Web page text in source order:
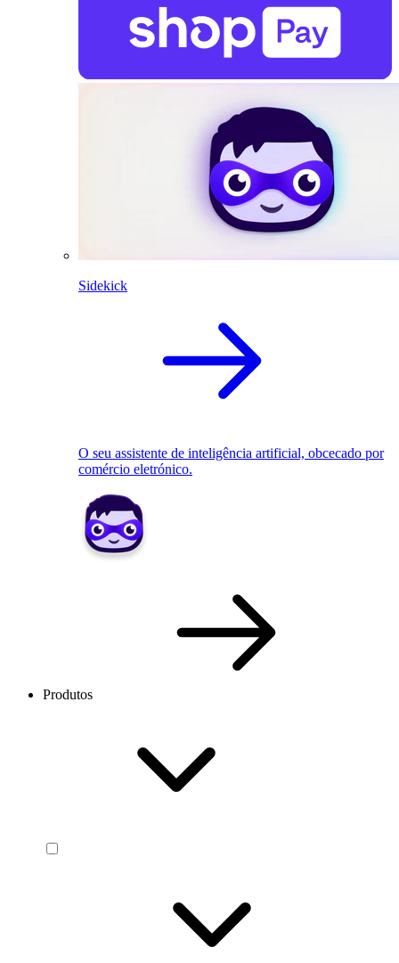
Sidekick
O seu assistente de inteligência artificial, obcecado por
comércio eletrónico.
Produtos